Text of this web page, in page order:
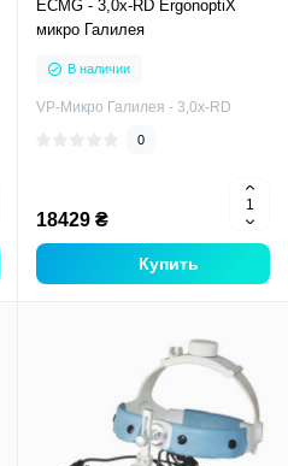
ECMG - 3,0x-RD ErgonoptiX
микро Галилея
В наличии
VP-Микро Галилея - 3,0x-RD
0
18429 ₴
Купить